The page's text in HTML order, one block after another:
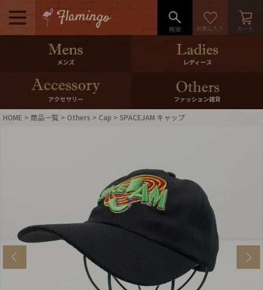
メニュー
500pt＆10％Offクーポンプレゼン
10％0ffクーポンプレゼント
International Shipping
店舗紹介
ブランドから探す スタッフコーディネート
メンズ レディース
アクセサリー ファッション雑貨
HOME 商品一覧 Others Cap SPACEJAM キャップ